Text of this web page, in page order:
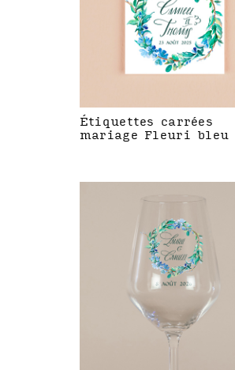
Étiquettes carrées
mariage Fleuri bleu